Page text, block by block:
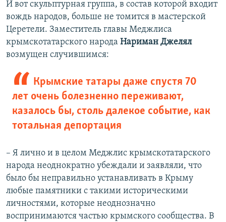
И вот скульптурная группа, в состав которой входит
вождь народов, больше не томится в мастерской
Церетели. Заместитель главы Меджлиса
крымскотатарского народа Нариман Джелял
возмущен случившимся:
Крымские татары даже спустя 70
лет очень болезненно переживают,
казалось бы, столь далекое событие, как
тотальная депортация
– Я лично и в целом Меджлис крымскотатарского
народа неоднократно убеждали и заявляли, что
было бы неправильно устанавливать в Крыму
любые памятники с такими историческими
личностями, которые неоднозначно
воспринимаются частью крымского сообщества. В